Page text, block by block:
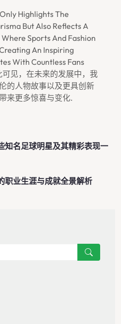
Highlights The
But Also Reflects A
Sports And Fashion
An Inspiring
With Countless Fans
见，在未来的发展中，我
的人物故事以及更具创新
来更多惊喜与变化.
知名足球明星及其精彩表现一
职业生涯与成就全景解析